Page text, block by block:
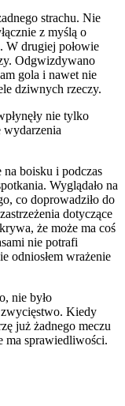
strachu. Nie
z myślą o
W drugiej połowie
Odgwizdywano
gola i nawet nie
dziwnych rzeczy.
nie tylko
wydarzenia
boisku i podczas
Wyglądało na
co doprowadziło do
dotyczące
że może ma coś
nie potrafi
odniosłem wrażenie
nie było
zwycięstwo. Kiedy
już żadnego meczu
ma sprawiedliwości.